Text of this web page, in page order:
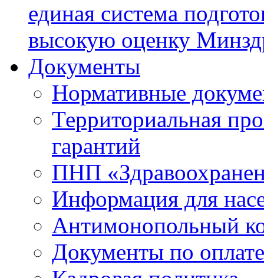
единая система
высокую оценку
Документы
Нормативные
Территориальная
гарантий
ПНП
Информация для
Антимонопольный
Документы по